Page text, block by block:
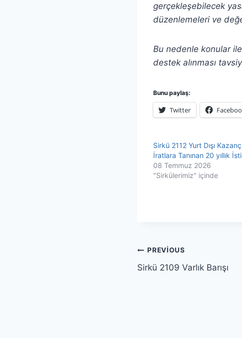
gerçekleşebilecek
düzenlemeleri ve
Bu nedenle konular
destek alınması
Bunu paylaş:
Twitter
Sirkü 2112 Yurt Dışı
İratlara Tanınan 20 yıllık
08 Temmuz 2026
"Sirkülerimiz" içinde
Yazı
gezinmesi
PREVIOUS
Sirkü 2109 Varlık Barışı